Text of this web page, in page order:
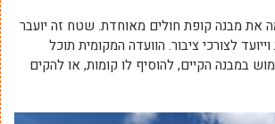
את מבנה קופת חולים מאוחדת. שטח זה יועבר
לצורכי ציבור. הוועדה המקומית תוכל
במבנה הקיים, להוסיף לו קומות, או להקים